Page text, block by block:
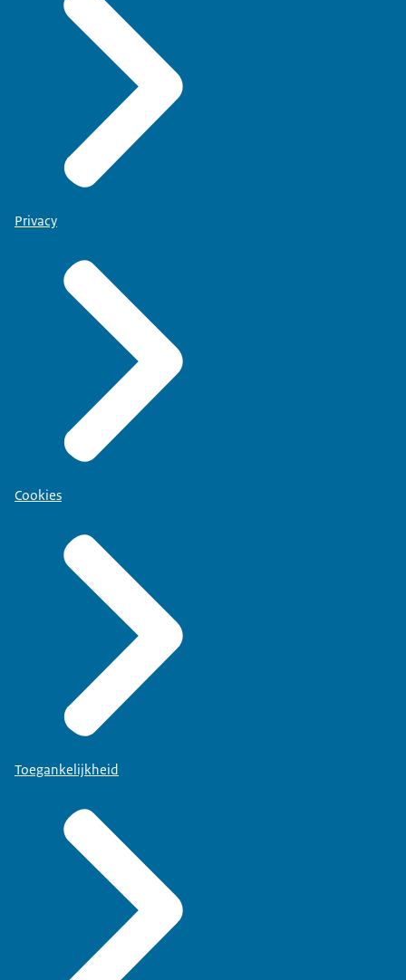
Privacy
Cookies
Toegankelijkheid